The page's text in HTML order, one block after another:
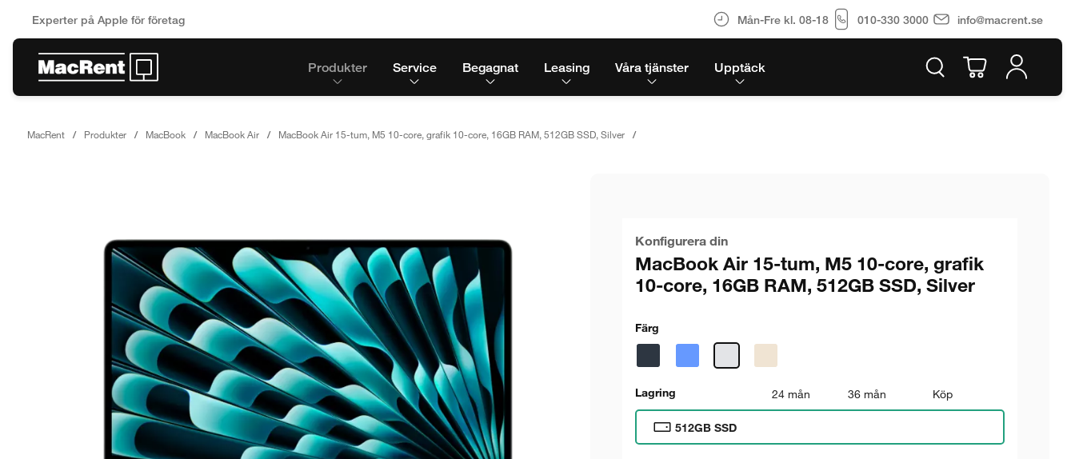
Experter på Apple för företag Mån-Fre kl. 08-18 010-330 3000 info@macrent.se
Produkter Service Begagnat Leasing Våra tjänster Upptäck
MacRent Produkter MacBook MacBook Air MacBook Air 15-tum, M5 10-core, grafik 10-core, 16GB RAM, 512GB SSD, Silver
Konfigurera din
MacBook Air 15-tum, M5 10-core, grafik
10-core, 16GB RAM, 512GB SSD, Silver
Färg
Lagring 24 mån 36 mån Köp
512GB SSD